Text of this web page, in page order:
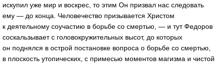
искупил уже мир и воскрес, то этим Он призвал нас следовать
ему — до конца. Человечество призывается Христом
к деятельному соучастию в борьбе со смертью, — и тут Федоров
соскальзывает с головокружительных высот, до которых
он поднялся в острой постановке вопроса о борьбе со смертью,
в плоскость утопических, с примесью моментов магизма и чистой